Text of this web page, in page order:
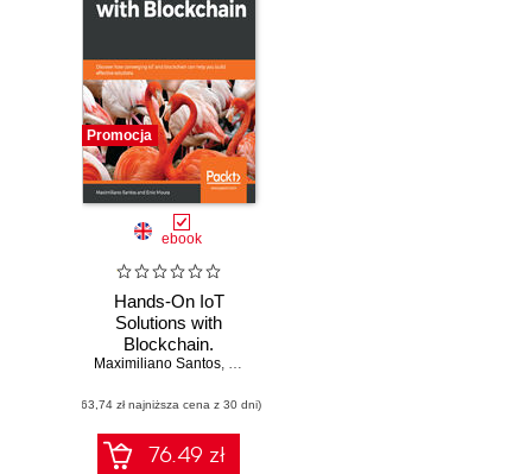
Promocja
ebook
Hands-On IoT
Solutions with
Blockchain.
Discover how
blockchain can
help you build
effective solutions
Maximiliano Santos, Enio Moura
(63,74 zł najniższa cena z 30 dni)
76.49 zł